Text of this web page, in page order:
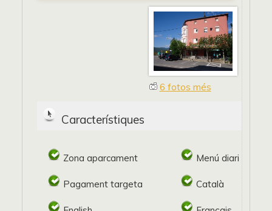
6 fotos més
Característiques
Zona aparcament Menú diari
Pagament targeta Català